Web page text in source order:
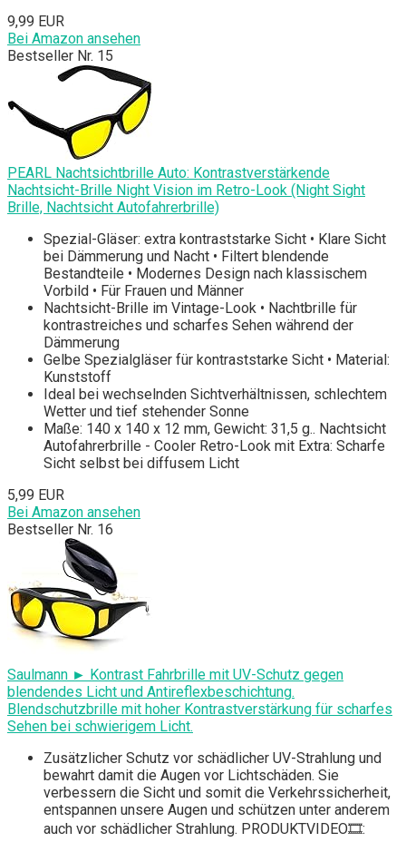
9,99 EUR
Bei Amazon ansehen
Bestseller Nr. 15
PEARL Nachtsichtbrille Auto: Kontrastverstärkende
Nachtsicht-Brille Night Vision im Retro-Look (Night Sight
Brille, Nachtsicht Autofahrerbrille)
Spezial-Gläser: extra kontraststarke Sicht • Klare Sicht
bei Dämmerung und Nacht • Filtert blendende
Bestandteile • Modernes Design nach klassischem
Vorbild • Für Frauen und Männer
Nachtsicht-Brille im Vintage-Look • Nachtbrille für
kontrastreiches und scharfes Sehen während der
Dämmerung
Gelbe Spezialgläser für kontraststarke Sicht • Material:
Kunststoff
Ideal bei wechselnden Sichtverhältnissen, schlechtem
Wetter und tief stehender Sonne
Maße: 140 x 140 x 12 mm, Gewicht: 31,5 g.. Nachtsicht
Autofahrerbrille - Cooler Retro-Look mit Extra: Scharfe
Sicht selbst bei diffusem Licht
5,99 EUR
Bei Amazon ansehen
Bestseller Nr. 16
Saulmann ► Kontrast Fahrbrille mit UV-Schutz gegen
blendendes Licht und Antireflexbeschichtung.
Blendschutzbrille mit hoher Kontrastverstärkung für scharfes
Sehen bei schwierigem Licht.
Zusätzlicher Schutz vor schädlicher UV-Strahlung und
bewahrt damit die Augen vor Lichtschäden. Sie
verbessern die Sicht und somit die Verkehrssicherheit,
entspannen unsere Augen und schützen unter anderem
auch vor schädlicher Strahlung. PRODUKTVIDEO🎞️: